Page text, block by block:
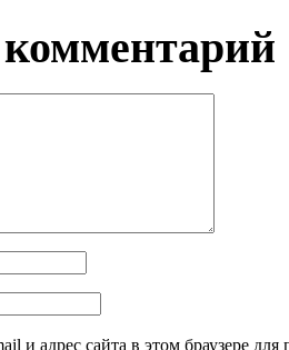
и адрес сайта в этом браузере